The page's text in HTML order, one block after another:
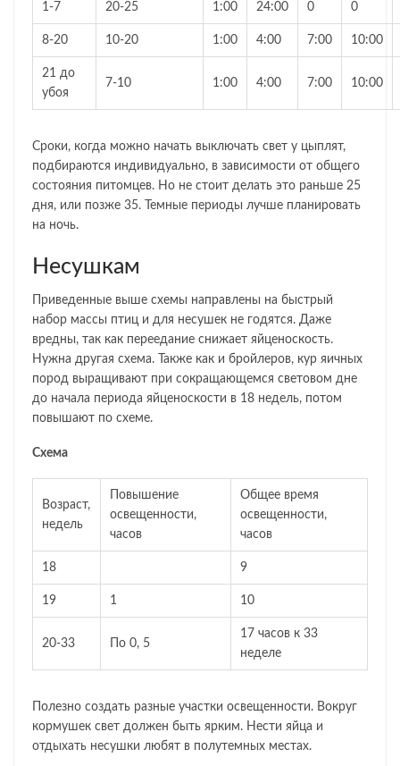
1-7 20-25 1:00 24:00 0 0
8-20 10-20 1:00 4:00 7:00 10:00
21 до
убоя
7-10 1:00 4:00 7:00 10:00
Сроки, когда можно начать выключать свет у цыплят,
подбираются индивидуально, в зависимости от общего
состояния питомцев. Но не стоит делать это раньше 25
дня, или позже 35. Темные периоды лучше планировать
на ночь.
Несушкам
Приведенные выше схемы направлены на быстрый
набор массы птиц и для несушек не годятся. Даже
вредны, так как переедание снижает яйценоскость.
Нужна другая схема. Также как и бройлеров, кур яичных
пород выращивают при сокращающемся световом дне
до начала периода яйценоскости в 18 недель, потом
повышают по схеме.
Схема
Возраст,
недель
Повышение
освещенности,
часов
Общее время
освещенности,
часов
18 9
19 1 10
20-33 По 0, 5
17 часов к 33
неделе
Полезно создать разные участки освещенности. Вокруг
кормушек свет должен быть ярким. Нести яйца и
отдыхать несушки любят в полутемных местах.